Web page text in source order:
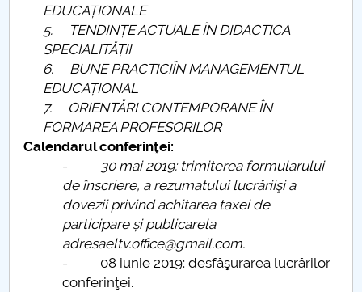
EDUCAȚIONALE
5.
TENDINȚE ACTUALE ÎN DIDACTICA
SPECIALITĂȚII
6. BUNE PRACTICIÎN MANAGEMENTUL
EDUCAȚIONAL
7. ORIENTĂRI CONTEMPORANE ÎN
FORMAREA PROFESORILOR
Calendarul conferinţei:
-
30 mai 2019: trimiterea formularului
de înscriere, a rezumatului lucrăriişi a
dovezii privind achitarea taxei de
participare și publicarela
adresaeltv.office@gmail.com.
- 08 iunie 2019: desfăşurarea lucrărilor
conferinţei.